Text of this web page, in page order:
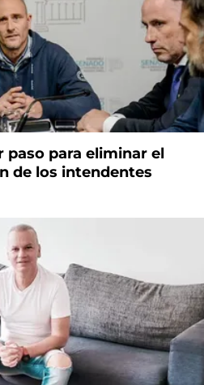
para eliminar el
de los intendentes